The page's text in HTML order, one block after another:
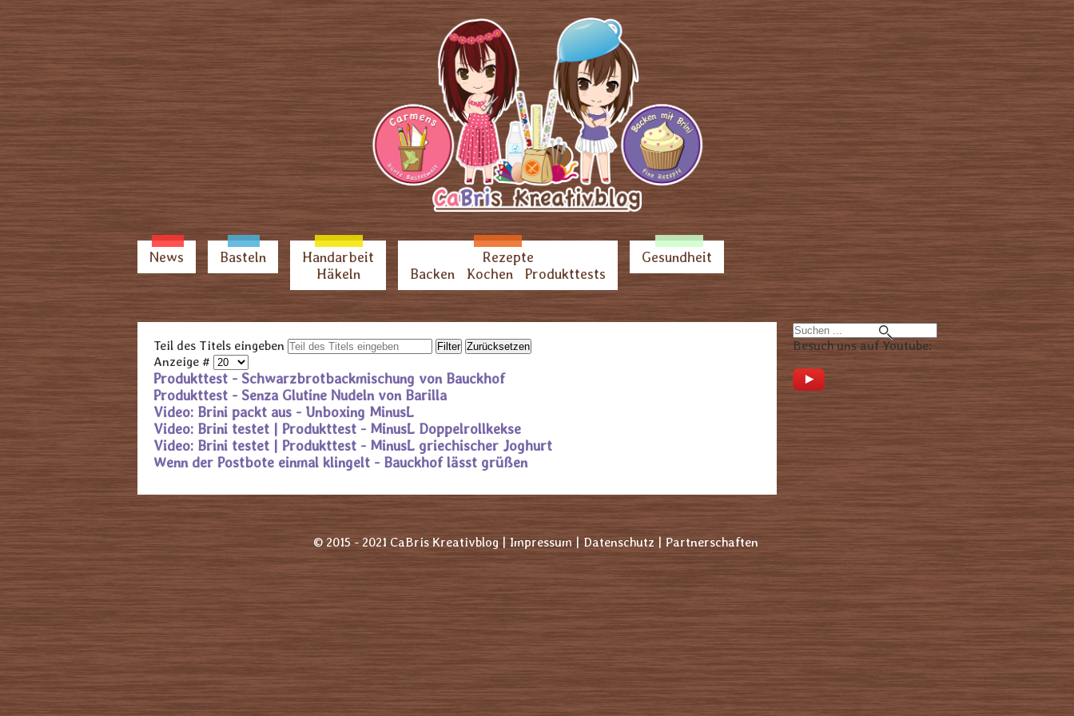
News Basteln
Handarbeit
Häkeln
Rezepte
Backen
Kochen Produkttests
Gesundheit
Besuch uns auf Youtube:
Teil des Titels eingeben Filter Zurücksetzen
Anzeige #
Produkttest - Schwarzbrotbackmischung von Bauckhof
Produkttest - Senza Glutine Nudeln von Barilla
Video: Brini packt aus - Unboxing MinusL
Video: Brini testet | Produkttest - MinusL Doppelrollkekse
Video: Brini testet | Produkttest - MinusL griechischer Joghurt
Wenn der Postbote einmal klingelt - Bauckhof lässt grüßen
© 2015 - 2021 CaBris Kreativblog | Impressum | Datenschutz | Partnerschaften